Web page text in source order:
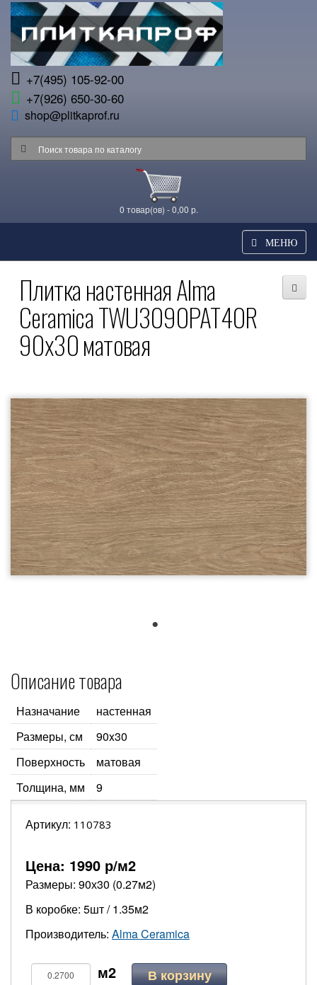
+7(495) 105-92-00
+7(926) 650-30-60
shop@plitkaprof.ru
0 товар(ов) - 0,00 р.
МЕНЮ
Плитка настенная Alma
Ceramica TWU3090PAT40R
90x30 матовая
Описание товара
Назначание
настенная
Размеры, см
90x30
Поверхность
матовая
Толщина, мм
9
Артикул: 110783
Цена: 1990 р/м2
Размеры: 90х30 (0.27м2)
В коробке: 5шт / 1.35м2
Производитель: Alma Ceramica
В корзину